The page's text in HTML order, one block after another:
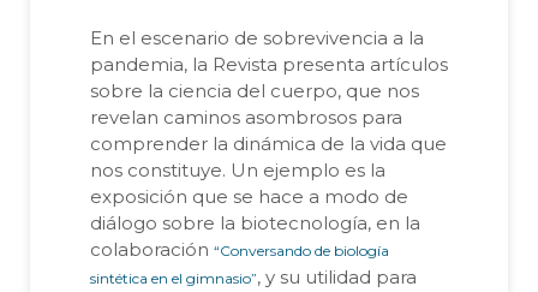
En el escenario de sobrevivencia a la
pandemia, la Revista presenta artículos
sobre la ciencia del cuerpo, que nos
revelan caminos asombrosos para
comprender la dinámica de la vida que
nos constituye. Un ejemplo es la
exposición que se hace a modo de
diálogo sobre la biotecnología, en la
colaboración “Conversando de biología
sintética en el gimnasio”, y su utilidad para